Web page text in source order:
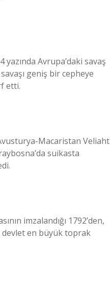
yazında Avrupa’daki savaş
geniş bir cepheye
etti.
Macaristan Veliaht
suikasta
imzalandığı 1792’den,
devlet en büyük toprak